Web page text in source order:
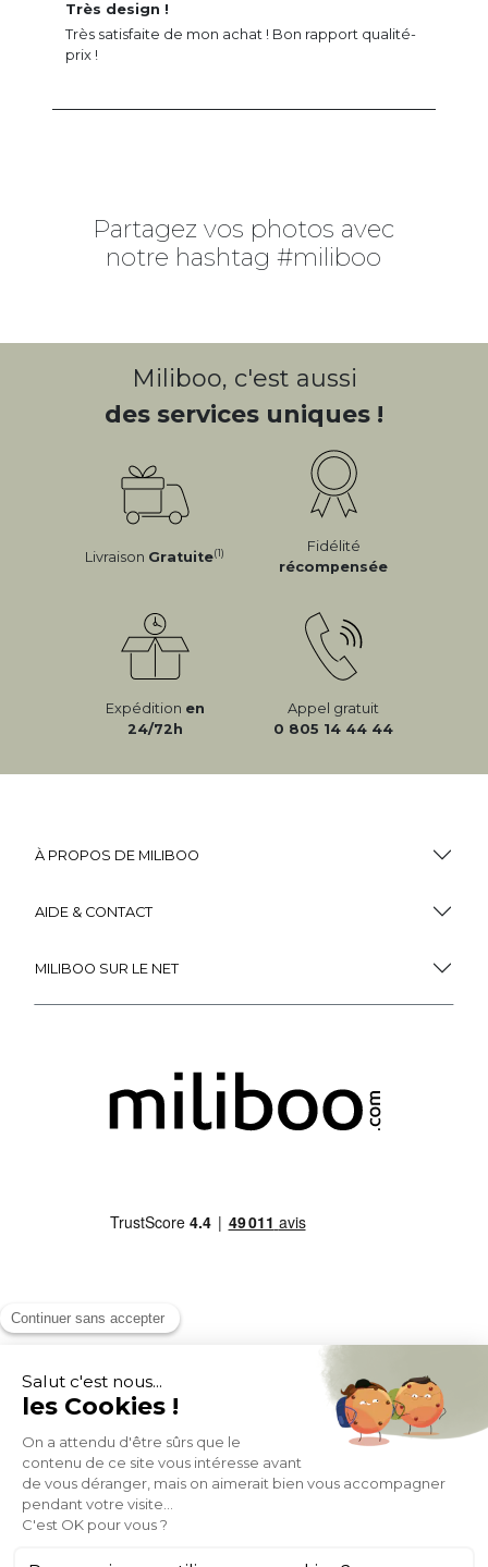
Très design !
Très satisfaite de mon achat ! Bon rapport qualité-
prix !
Partagez vos photos avec
notre hashtag #miliboo
Miliboo, c'est aussi
des services uniques !
Livraison Gratuite(1)
Fidélité
récompensée
Expédition en
24/72h
Appel gratuit
0 805 14 44 44
À PROPOS DE MILIBOO
AIDE & CONTACT
MILIBOO SUR LE NET
MOYENS DE PAIEMENT